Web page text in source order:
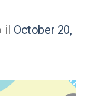
il October 20,